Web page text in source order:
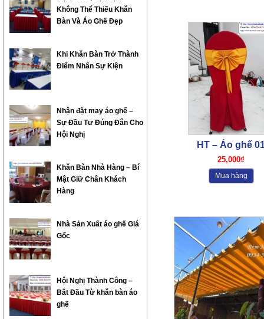
HT – Áo ghế
25,000₫
Mua hàng
Không Thể Thiếu Khăn
Bàn Và Áo Ghế Đẹp
Khi Khăn Bàn Trở Thành
Điểm Nhấn Sự Kiện
Nhận đặt may áo ghế –
Sự Đầu Tư Đúng Đắn Cho
Hội Nghị
Khăn Bàn Nhà Hàng – Bí
Mật Giữ Chân Khách
Hàng
Nhà Sản Xuất áo ghế Giá
Gốc
Hội Nghị Thành Công –
Bắt Đầu Từ khăn bàn áo
ghế